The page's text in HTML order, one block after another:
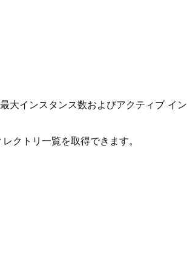
大インスタンス数およびアクティブ イン
クトリ一覧を取得できます。